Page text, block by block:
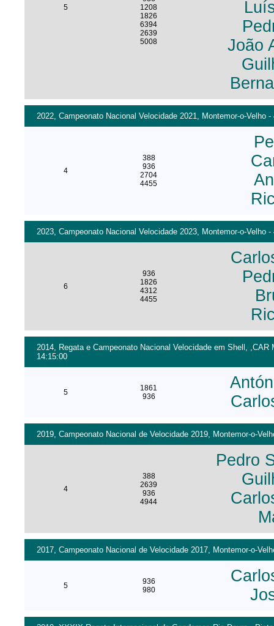
5
1208
1826
6394
2639
5008
João
2022, Campeonato Nacional Velocidade 2021, Montemor-o-Velho
4
388
936
2704
4455
2023, Campeonato Nacional Velocidade 2023, Montemor-o-Velho
6
936
1826
4312
4455
2014, Regata e Campeonato Nacional Velocidade em Shell,
14:15:00
5
1861
936
2019, Campeonato Nacional de Velocidade 2019, Montemor-o-
4
388
2639
936
4944
Pedro
2017, Campeonato Nacional de Velocidade 2017, Montemor-o-
5
936
980